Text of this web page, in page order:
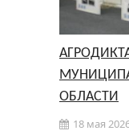
ОБЛАСТИ
18 мая